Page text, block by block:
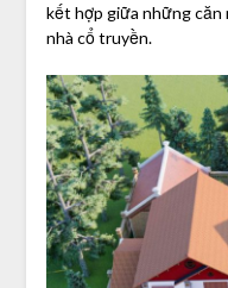
kết hợp giữa những
nhà cổ truyền.